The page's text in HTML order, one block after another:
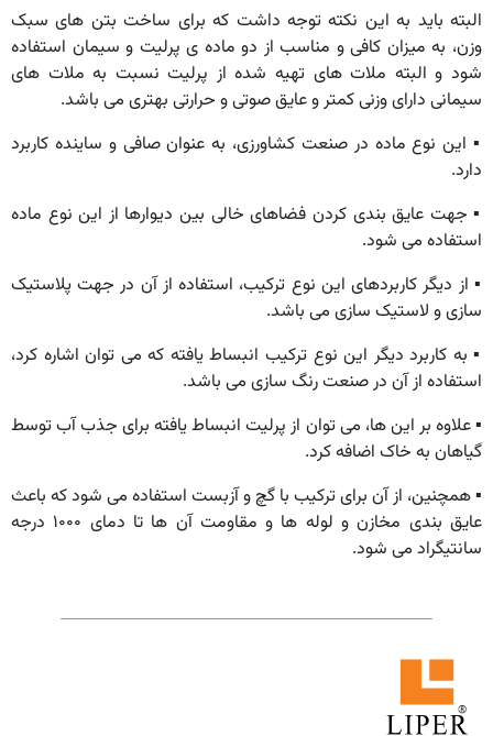
البته باید به این نکته توجه داشت که برای ساخت بتن های سبک
وزن، به میزان کافی و مناسب از دو ماده ی پرلیت و سیمان استفاده
شود و البته ملات های تهیه شده از پرلیت نسبت به ملات های
سیمانی دارای وزنی کمتر و عایق صوتی و حرارتی بهتری می باشد.
▪︎ این نوع ماده در صنعت کشاورزی، به عنوان صافی و ساینده کاربرد
دارد.
▪︎ جهت عایق بندی کردن فضاهای خالی بین دیوارها از این نوع ماده
استفاده می شود.
▪︎ از دیگر کاربردهای این نوع ترکیب، استفاده از آن در جهت پلاستیک
سازی و لاستیک سازی می باشد.
▪︎ به کاربرد دیگر این نوع ترکیب انبساط یافته که می توان اشاره کرد،
استفاده از آن در صنعت رنگ سازی می باشد.
▪︎ علاوه بر این ها، می توان از پرلیت انبساط یافته برای جذب آب توسط
گیاهان به خاک اضافه کرد.
▪︎ همچنین، از آن برای ترکیب با گچ و آزبست استفاده می شود که باعث
عایق بندی مخازن و لوله ها و مقاومت آن ها تا دمای ۱۰۰۰ درجه
سانتیگراد می شود.